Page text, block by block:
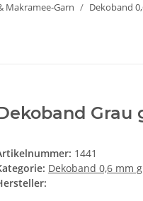
Makramee-Garn
Dekoband
Grau
1441
Dekoband 0,6 mm